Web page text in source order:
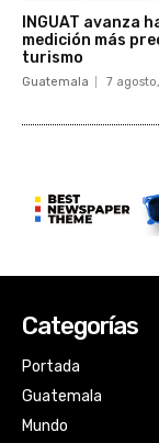
Categorías
Portada
Guatemala
Mundo